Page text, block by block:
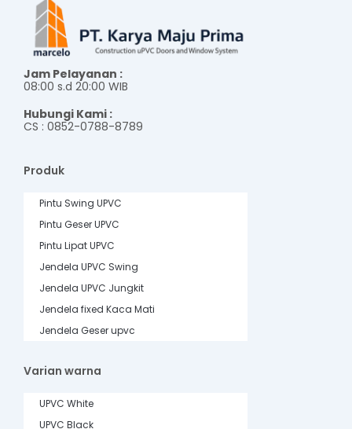
Jam Pelayanan :
08:00 s.d 20:00 WIB
Hubungi Kami :
CS : 0852-0788-8789
Produk
Pintu Swing UPVC
Pintu Geser UPVC
Pintu Lipat UPVC
Jendela UPVC Swing
Jendela UPVC Jungkit
Jendela fixed Kaca Mati
Jendela Geser upvc
Varian warna
UPVC White
UPVC Black